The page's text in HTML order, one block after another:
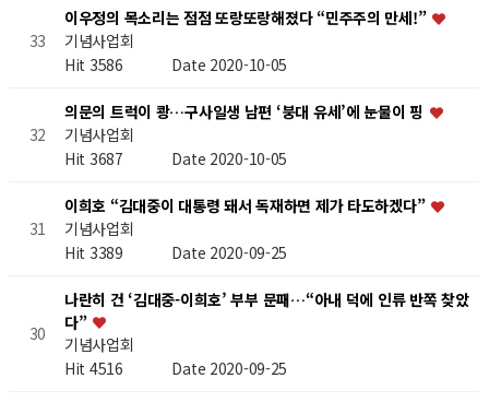
33
이우정의 목소리는 점점 또랑또랑해졌다 “민주주의 만세!”
기념사업회
Hit 3586 Date 2020-10-05
32
의문의 트럭이 쾅…구사일생 남편 ‘붕대 유세’에 눈물이 핑
기념사업회
Hit 3687 Date 2020-10-05
31
이희호 “김대중이 대통령 돼서 독재하면 제가 타도하겠다”
기념사업회
Hit 3389 Date 2020-09-25
30
나란히 건 ‘김대중-이희호’ 부부 문패…“아내 덕에 인류 반쪽 찾았
다”
기념사업회
Hit 4516 Date 2020-09-25